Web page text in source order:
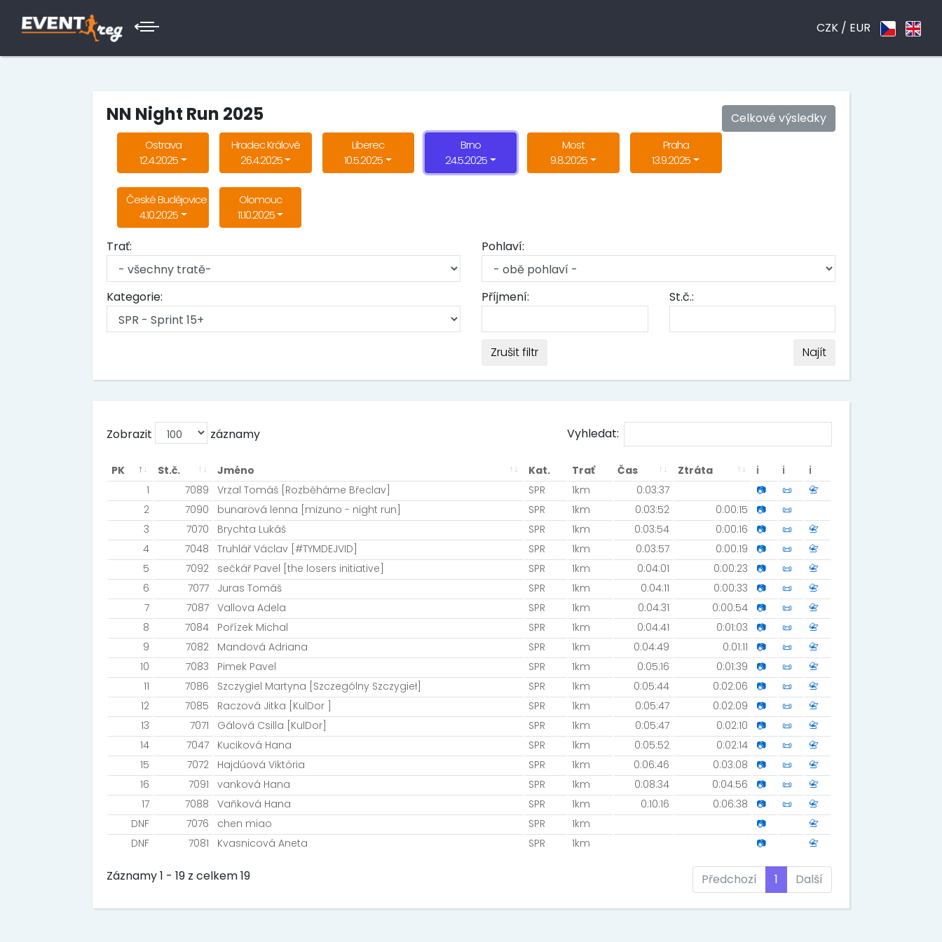
CZK / EUR
Celkové výsledky
NN Night Run 2025
Ostrava
12.4.2025
Hradec Králové
26.4.2025
Liberec
10.5.2025
Brno
24.5.2025
Most
9.8.2025
Praha
13.9.2025
České Budějovice
4.10.2025
Olomouc
11.10.2025
Trať: Pohlaví:
Kategorie: Příjmení: St.č.:
Zrušit filtr Najít
Zobrazit záznamy Vyhledat:
PK St.č. Jméno Kat. Trať Čas Ztráta ℹ ℹ
ℹ
1
7089 Vrzal Tomáš [Rozběháme Břeclav] SPR 1km 0:03:37 📷 📜
📇
2
7090 bunarová lenna [mizuno - night run] SPR 1km 0:03:52 0:00:15 📷
📜
3
7070 Brychta Lukáš SPR 1km 0:03:54 0:00:16 📷 📜
📇
4
7048 Truhlář Václav [#TYMDEJVID] SPR 1km 0:03:57 0:00:19 📷 📜
📇
5
7092 sečkář Pavel [the losers initiative] SPR 1km 0:04:01 0:00:23 📷 📜
📇
6
7077 Juras Tomáš SPR 1km 0:04:11 0:00:33 📷 📜
📇
7
7087 Vallova Adela SPR 1km 0:04:31 0:00:54 📷 📜
📇
8
7084 Pořízek Michal SPR 1km 0:04:41 0:01:03 📷 📜
📇
9
7082 Mandová Adriana SPR 1km 0:04:49 0:01:11 📷 📜
📇
10
7083 Pimek Pavel SPR 1km 0:05:16 0:01:39 📷 📜
📇
11
7086 Szczygiel Martyna [Szczególny Szczygieł] SPR 1km 0:05:44 0:02:06 📷 📜
📇
12
7085 Raczová Jitka [KulDor ] SPR 1km 0:05:47 0:02:09 📷 📜
📇
13
7071 Gálová Csilla [KulDor] SPR 1km 0:05:47 0:02:10 📷 📜
📇
14
7047 Kuciková Hana SPR 1km 0:05:52 0:02:14 📷 📜
📇
15
7072 Hajdúová Viktória SPR 1km 0:06:46 0:03:08 📷 📜
📇
16
7091 vanková Hana SPR 1km 0:08:34 0:04:56 📷 📜
📇
17
7088 Vaňková Hana SPR 1km 0:10:16 0:06:38 📷 📜
📇
DNF
7076 chen miao SPR 1km 📷
📇
DNF
7081 Kvasnicová Aneta SPR 1km 📷 📇
Záznamy 1 - 19 z celkem 19 Předchozí 1 Další